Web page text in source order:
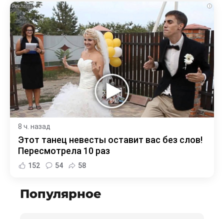
i
8 ч. назад
Этот танец невесты оставит вас без слов!
Пересмотрела 10 раз
152 54 58
Популярное